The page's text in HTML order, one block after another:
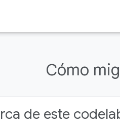
Cómo
de este